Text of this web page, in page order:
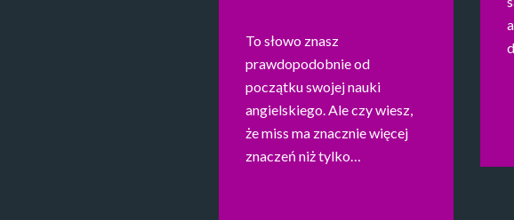
To słowo znasz
prawdopodobnie od
początku swojej nauki
angielskiego. Ale czy wiesz,
że miss ma znacznie więcej
znaczeń niż tylko…